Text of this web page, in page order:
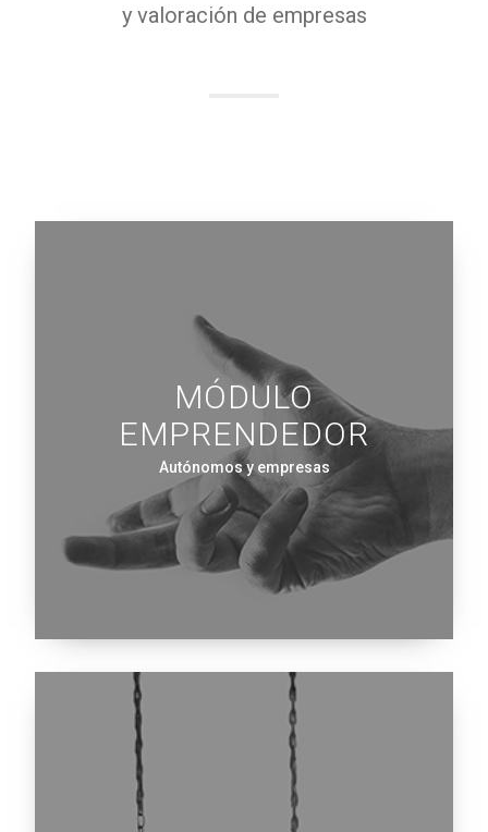
y valoración de empresas
MÓDULO
EMPRENDEDOR
Autónomos y empresas